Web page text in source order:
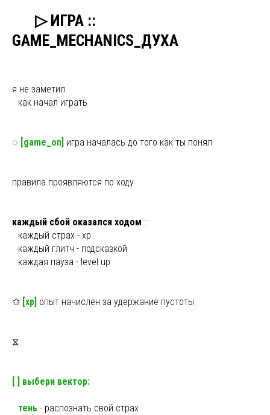
▷ ИГРА ::
GAME_MECHANICS_ДУХА
я не заметил
как начал играть
◌ [game_on] игра началась до того как ты понял
правила проявляются по ходу
каждый сбой оказался ходом ::
каждый страх - xp
каждый глитч - подсказкой
каждая пауза - level up
✩ [xp] опыт начислен за удержание пустоты
⧖
[ ] выбери вектор:
тень - распознать свой страх